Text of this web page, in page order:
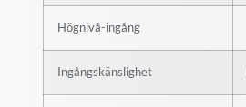
Högnivå-ingång
Ingångskänslighet